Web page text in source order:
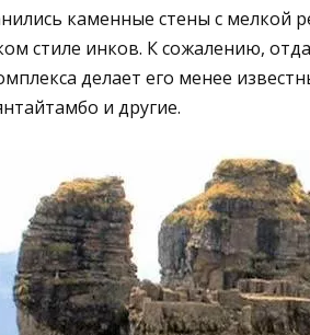
каменные стены с мелкой
стиле инков. К сожалению,
делает его менее
и другие.